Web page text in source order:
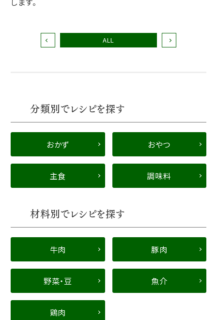
ALL
分類別でレシピを探す
おかず おやつ
主食 調味料
材料別でレシピを探す
牛肉 豚肉
野菜・豆 魚介
鶏肉